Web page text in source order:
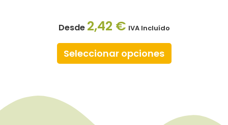
Desde 2,42 € IVA Incluído
Seleccionar opciones